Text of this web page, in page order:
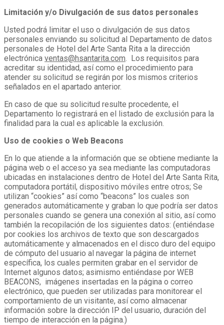
Limitación y/o Divulgación de sus datos personales
Usted podrá limitar el uso o divulgación de sus datos
personales enviando su solicitud al Departamento de datos
personales de Hotel del Arte Santa Rita a la dirección
electrónica ventas@hsantarita.com. Los requisitos para
acreditar su identidad, así como el procedimiento para
atender su solicitud se regirán por los mismos criterios
señalados en el apartado anterior.
En caso de que su solicitud resulte procedente, el
Departamento lo registrará en el listado de exclusión para la
finalidad para la cual es aplicable la exclusión.
Uso de cookies o Web Beacons
En lo que atiende a la información que se obtiene mediante la
página web o el acceso ya sea mediante las computadoras
ubicadas en instalaciones dentro de Hotel del Arte Santa Rita,
computadora portátil, dispositivo móviles entre otros; Se
utilizan “cookies” así como “beacons” los cuales son
generados automáticamente y graban lo que podría ser datos
personales cuando se genera una conexión al sitio, así como
también la recopilación de los siguientes datos: (entiéndase
por cookies los archivos de texto que son descargados
automáticamente y almacenados en el disco duro del equipo
de cómputo del usuario al navegar la página de internet
específica, los cuales permiten grabar en el servidor de
Internet algunos datos; asimismo entiéndase por WEB
BEACONS, imágenes insertadas en la página o correo
electrónico, que pueden ser utilizadas para monitorear el
comportamiento de un visitante, así como almacenar
información sobre la dirección IP del usuario, duración del
tiempo de interacción en la página.)